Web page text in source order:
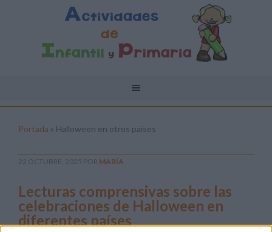
Portada » Halloween en otros países
22 OCTUBRE, 2025 POR MARÍA
Lecturas comprensivas sobre las
celebraciones de Halloween en
diferentes países